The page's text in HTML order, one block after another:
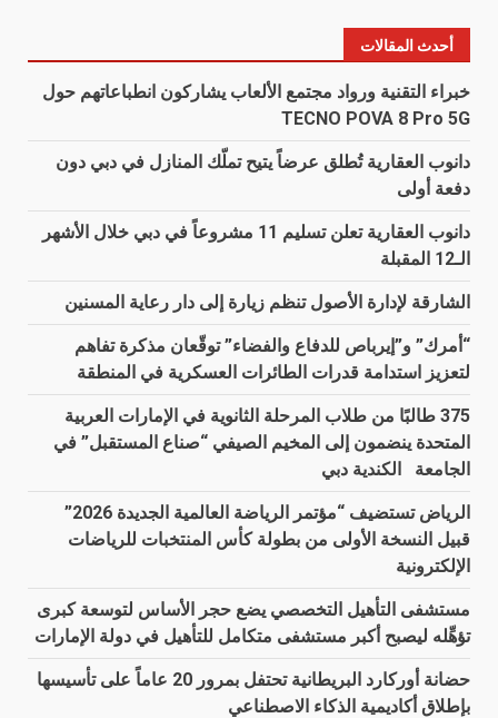
أحدث المقالات
خبراء التقنية ورواد مجتمع الألعاب يشاركون انطباعاتهم حول
TECNO POVA 8 Pro 5G
دانوب العقارية تُطلق عرضاً يتيح تملّك المنازل في دبي دون
دفعة أولى
دانوب العقارية تعلن تسليم 11 مشروعاً في دبي خلال الأشهر
الـ12 المقبلة
الشارقة لإدارة الأصول تنظم زيارة إلى دار رعاية المسنين
“أمرك” و”إيرباص للدفاع والفضاء” توقّعان مذكرة تفاهم
لتعزيز استدامة قدرات الطائرات العسكرية في المنطقة
375 طالبًا من طلاب المرحلة الثانوية في الإمارات العربية
المتحدة ينضمون إلى المخيم الصيفي “صناع المستقبل” في
الجامعة الكندية دبي
الرياض تستضيف “مؤتمر الرياضة العالمية الجديدة 2026”
قبيل النسخة الأولى من بطولة كأس المنتخبات للرياضات
الإلكترونية
مستشفى التأهيل التخصصي يضع حجر الأساس لتوسعة كبرى
تؤهِّله ليصبح أكبر مستشفى متكامل للتأهيل في دولة الإمارات
حضانة أوركارد البريطانية تحتفل بمرور 20 عاماً على تأسيسها
بإطلاق أكاديمية الذكاء الاصطناعي